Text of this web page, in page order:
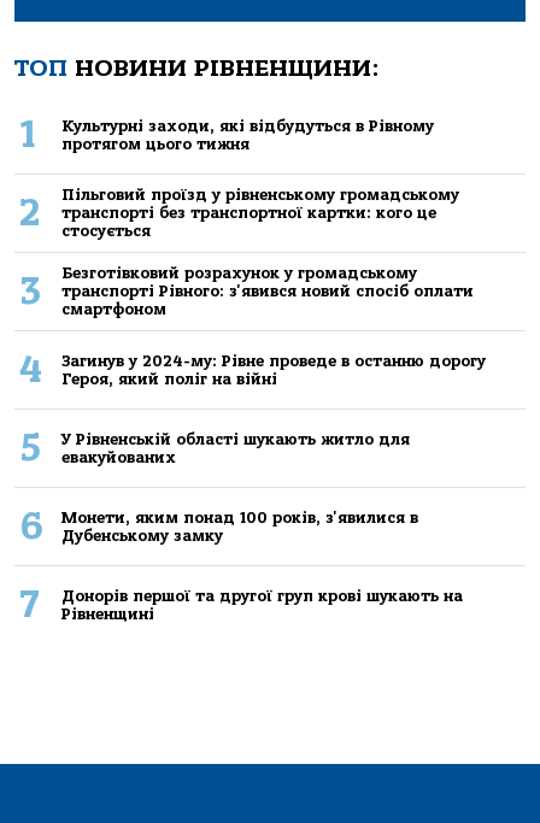
ТОП НОВИНИ РІВНЕНЩИНИ:
1
Культурні заходи, які відбудуться в Рівному
протягом цього тижня
2
Пільговий проїзд у рівненському громадському
транспорті без транспортної картки: кого це
стосується
3
Безготівковий розрахунок у громадському
транспорті Рівного: з'явився новий спосіб оплати
смартфоном
4
Загинув у 2024-му: Рівне проведе в останню дорогу
Героя, який поліг на війні
5
У Рівненській області шукають житло для
евакуйованих
6
Монети, яким понад 100 років, з'явилися в
Дубенському замку
7
Донорів першої та другої груп крові шукають на
Рівненщині